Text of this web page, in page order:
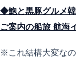
◆鮑と黒豚グルメ
ご案内の船旅 航海
※これ結構大変なの